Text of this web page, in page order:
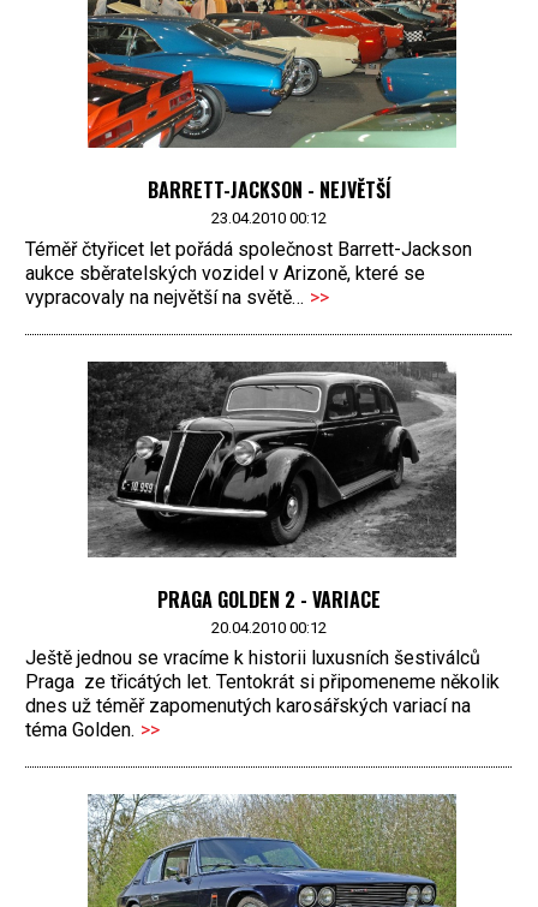
BARRETT-JACKSON - NEJVĚTŠÍ
23.04.2010 00:12
Téměř čtyřicet let pořádá společnost Barrett-Jackson
aukce sběratelských vozidel v Arizoně, které se
vypracovaly na největší na světě… >>
PRAGA GOLDEN 2 - VARIACE
20.04.2010 00:12
Ještě jednou se vracíme k historii luxusních šestiválců
Praga ze třicátých let. Tentokrát si připomeneme několik
dnes už téměř zapomenutých karosářských variací na
téma Golden. >>